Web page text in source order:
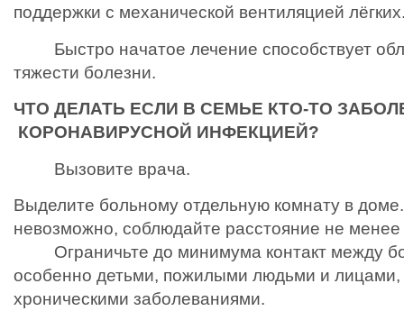
поддержки с механической вентиляцией
Быстро начатое лечение способствует
тяжести болезни.
ЧТО ДЕЛАТЬ ЕСЛИ В СЕМЬЕ КТО-ТО
КОРОНАВИРУСНОЙ ИНФЕКЦИЕЙ?
Вызовите врача.
Выделите больному отдельную комнату в
невозможно, соблюдайте расстояние не менее
Ограничьте до минимума контакт между
особенно детьми, пожилыми людьми и
хроническими заболеваниями.